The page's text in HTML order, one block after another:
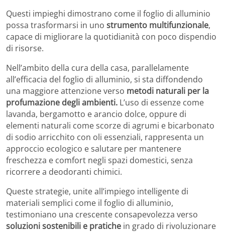
Questi impieghi dimostrano come il foglio di alluminio
possa trasformarsi in uno strumento multifunzionale,
capace di migliorare la quotidianità con poco dispendio
di risorse.
Nell’ambito della cura della casa, parallelamente
all’efficacia del foglio di alluminio, si sta diffondendo
una maggiore attenzione verso metodi naturali per la
profumazione degli ambienti. L’uso di essenze come
lavanda, bergamotto e arancio dolce, oppure di
elementi naturali come scorze di agrumi e bicarbonato
di sodio arricchito con oli essenziali, rappresenta un
approccio ecologico e salutare per mantenere
freschezza e comfort negli spazi domestici, senza
ricorrere a deodoranti chimici.
Queste strategie, unite all’impiego intelligente di
materiali semplici come il foglio di alluminio,
testimoniano una crescente consapevolezza verso
soluzioni sostenibili e pratiche in grado di rivoluzionare